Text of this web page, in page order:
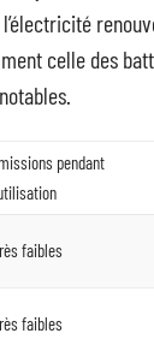
celle des
pendant
faibles
faibles